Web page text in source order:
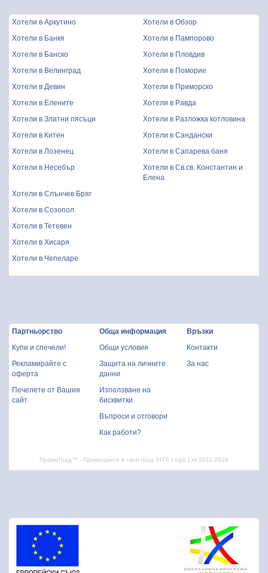
Хотели в Аркутино
Хотели в Банкя
Хотели в Банско
Хотели в Велинград
Хотели в Девин
Хотели в Елените
Хотели в Златни пясъци
Хотели в Китен
Хотели в Лозенец
Хотели в Несебър
Хотели в Обзор
Хотели в Пампорово
Хотели в Пловдив
Хотели в Поморие
Хотели в Приморско
Хотели в Равда
Хотели в Разложка котловина
Хотели в Сандански
Хотели в Сапарева баня
Хотели в Св.св. Константин и
Елена
Хотели в Слънчев Бряг
Хотели в Созопол
Хотели в Тетевен
Хотели в Хисаря
Хотели в Чепеларе
Партньорство
Купи и спечели!
Рекламирайте с
оферта
Печелете от Вашия
сайт
Обща информация
Общи условия
Защита на личните
данни
Използване на
бисквитки
Въпроси и отговори
Как работи?
Връзки
Контакти
За нас
ПромоГрад™ - Промоциите в твоя град ©ITS Logic Ltd 2011-2026